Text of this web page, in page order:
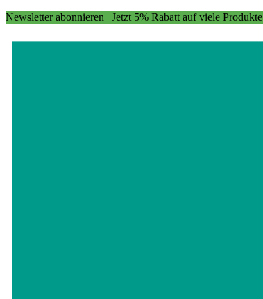
Newsletter abonnieren | Jetzt 5% Rabatt auf viele Produkte